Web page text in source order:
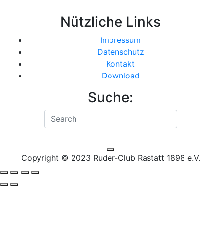
Nützliche Links
Impressum
Datenschutz
Kontakt
Download
Suche:
Search
Copyright © 2023 Ruder-Club Rastatt 1898 e.V.